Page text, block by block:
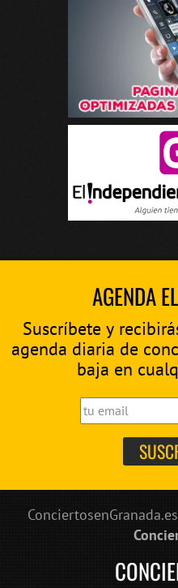
AGENDA
Suscríbete y
agenda diaria de
baja en